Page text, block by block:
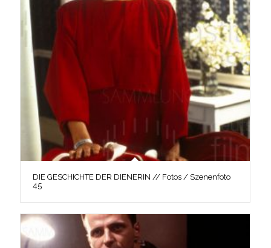
DIE GESCHICHTE DER DIENERIN // Fotos / Szenenfoto
45